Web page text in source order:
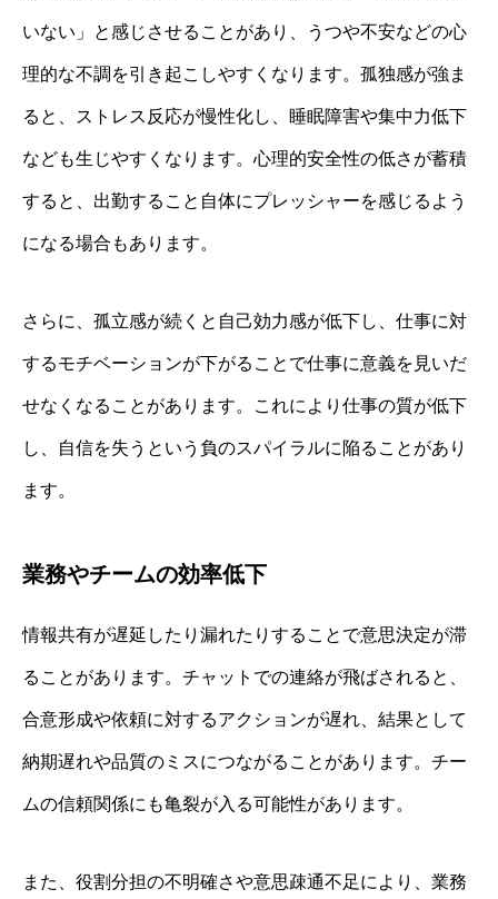
いない」と感じさせることがあり、うつや不安などの心
理的な不調を引き起こしやすくなります。孤独感が強ま
ると、ストレス反応が慢性化し、睡眠障害や集中力低下
なども生じやすくなります。心理的安全性の低さが蓄積
すると、出勤すること自体にプレッシャーを感じるよう
になる場合もあります。
さらに、孤立感が続くと自己効力感が低下し、仕事に対
するモチベーションが下がることで仕事に意義を見いだ
せなくなることがあります。これにより仕事の質が低下
し、自信を失うという負のスパイラルに陥ることがあり
ます。
業務やチームの効率低下
情報共有が遅延したり漏れたりすることで意思決定が滞
ることがあります。チャットでの連絡が飛ばされると、
合意形成や依頼に対するアクションが遅れ、結果として
納期遅れや品質のミスにつながることがあります。チー
ムの信頼関係にも亀裂が入る可能性があります。
また、役割分担の不明確さや意思疎通不足により、業務